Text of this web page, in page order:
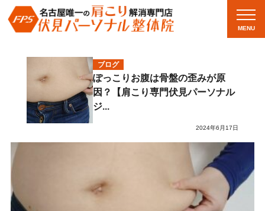
MENU
ブログ
ぽっこりお腹は骨盤の歪みが原
因？【肩こり専門伏見パーソナル
ジ...
2024年6月17日